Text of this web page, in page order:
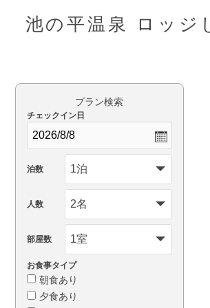
池の平温泉 ロッジ
プラン検索
チェックイン日
泊数
人数
部屋数
お食事タイプ
朝食あり
夕食あり